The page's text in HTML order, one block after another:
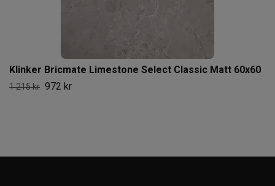
Klinker Bricmate Limestone Select Classic Matt 60x60
1 215 kr 972 kr